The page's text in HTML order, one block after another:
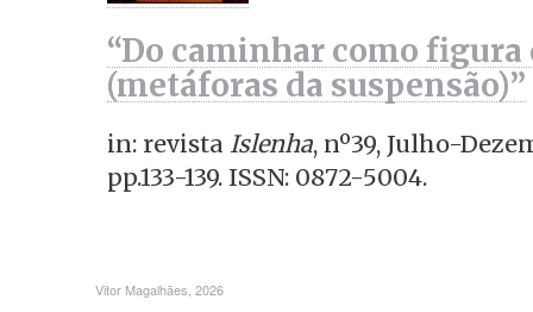
“Do caminhar como
(metáforas da suspensão)”
in: revista Islenha, nº39, Julho-
pp.133-139. ISSN: 0872-5004.
Vitor Magalhães, 2026